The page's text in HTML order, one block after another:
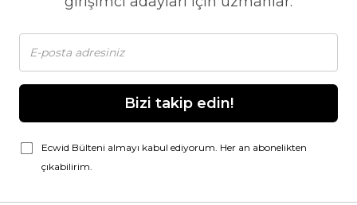
Bizi takip edin!
Ecwid Bülteni almayı kabul ediyorum. Her an abonelikten
çıkabilirim.